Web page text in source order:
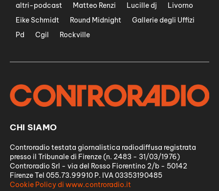
altri-podcast
Matteo Renzi Lucille dj
Livorno
Eike Schmidt
Round Midnight
Gallerie degli Uffizi
Pd
Cgil Rockville
CHI SIAMO
Controradio testata giornalistica radiodiffusa registrata
presso il Tribunale di Firenze (n. 2483 - 31/03/1976)
Controradio Srl - via del Rosso Fiorentino 2/b - 50142
Firenze Tel 055.73.99910 P. IVA 03353190485
Cookie Policy di www.controradio.it